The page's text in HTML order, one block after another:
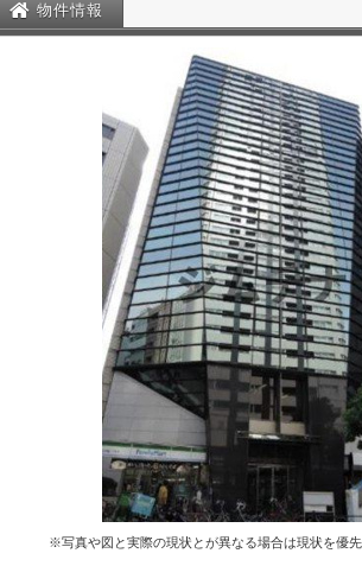
物件情報
※写真や図と実際の現状とが異なる場合は現状を優